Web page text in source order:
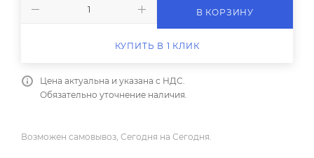
В КОРЗИНУ
КУПИТЬ В 1 КЛИК
Цена актуальна и указана с НДС.
Обязательно уточнение наличия.
Возможен самовывоз, Сегодня на Сегодня.